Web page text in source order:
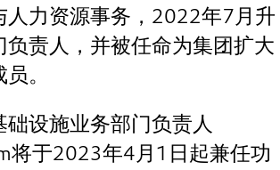
人力资源事务，2022年7月升
负责人，并被任命为集团扩大
。
础设施业务部门负责人
将于2023年4月1日起兼任功